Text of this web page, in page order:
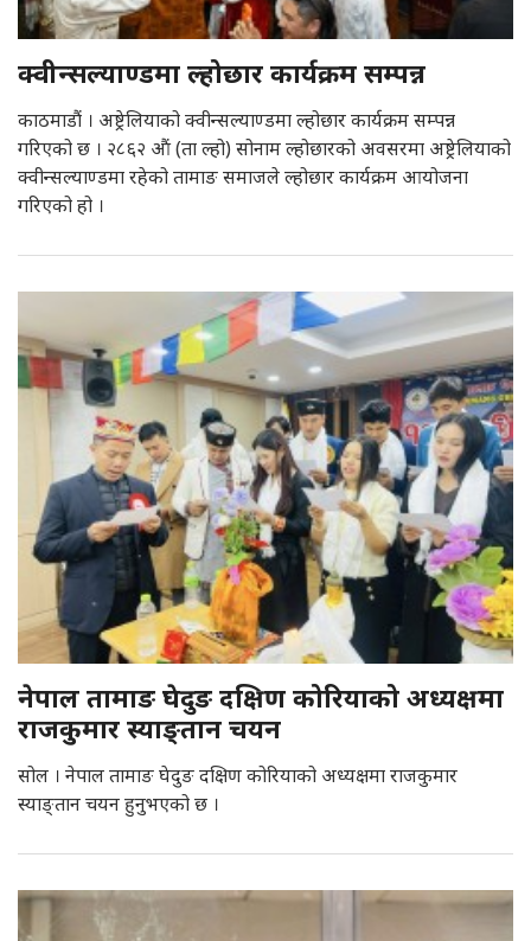
क्वीन्सल्याण्डमा ल्होछार कार्यक्रम सम्पन्न
काठमाडौं । अष्ट्रेलियाको क्वीन्सल्याण्डमा ल्होछार कार्यक्रम सम्पन्न
गरिएको छ । २८६२ औं (ता ल्हो) सोनाम ल्होछारको अवसरमा अष्ट्रेलियाको
क्वीन्सल्याण्डमा रहेको तामाङ समाजले ल्होछार कार्यक्रम आयोजना
गरिएको हो ।
नेपाल तामाङ घेदुङ दक्षिण कोरियाको अध्यक्षमा
राजकुमार स्याङ्तान चयन
सोल । नेपाल तामाङ घेदुङ दक्षिण कोरियाको अध्यक्षमा राजकुमार
स्याङ्तान चयन हुनुभएको छ ।